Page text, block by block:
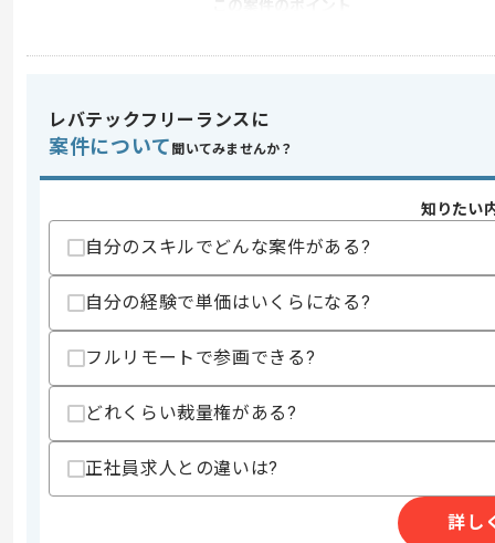
スキル
求めるスキル
・新機能設計（要件定義）工程の経験
・スクリプト言語（PHP/Python/
・リーダー又はサブリーダークラスで
・BtoBクラウドサービスの開発経験
・BtoBサービスのUI/UX設計経験
・Djangoフレームワークを用いたWeb
・AngularJS、もしくはそれに類する
スキルに不安がある方へ
レバテックフリーランスに
案件について 聞いてみませんか？
知りたい
自分のスキルでどんな案件がある?
自分の経験で単価はいくらになる?
フルリモートで参画できる?
どれくらい裁量権がある?
正社員求人との違いは?
詳し